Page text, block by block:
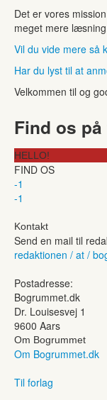
Det er vores
meget mere
Vil du vide mere så
Har du lyst til at
Velkommen til og
Find os
HELLO!
FIND OS
-1
-1
Kontakt
Send en mail til
redaktionen / at /
Postadresse:
Bogrummet.dk
Dr. Louisesvej 1
9600 Aars
Om Bogrummet
Om Bogrummet.dk
Til forlag